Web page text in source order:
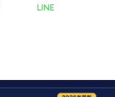
LINE